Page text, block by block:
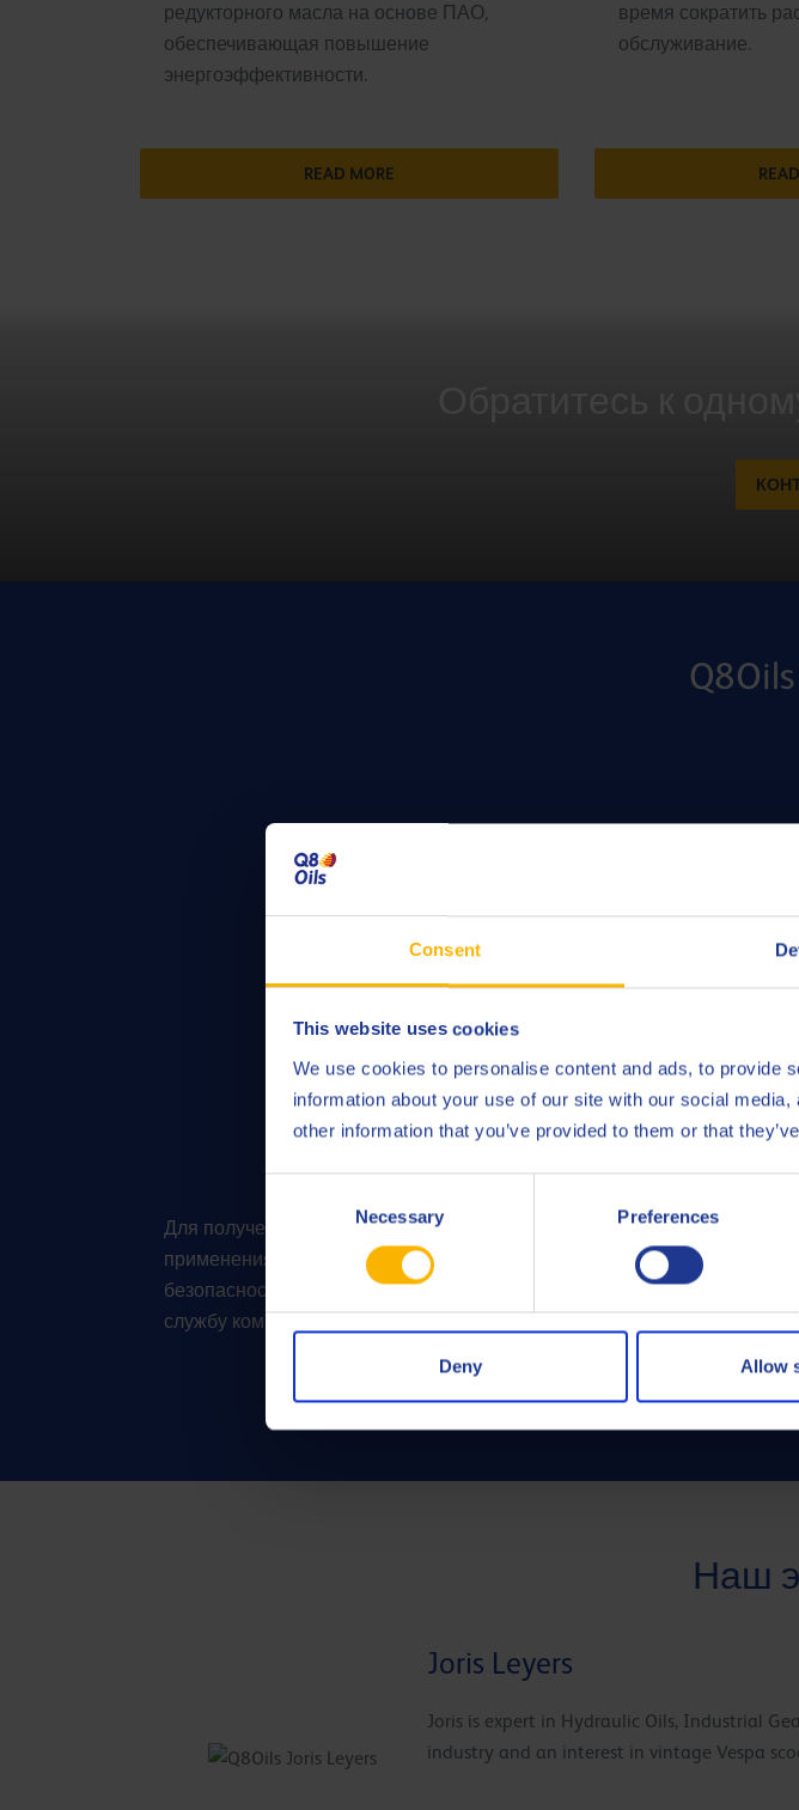
Consent
This website uses cookies
We use cookies to personalise content and ads, to provide
information about your use of our site with our social
other information that you’ve provided to them or that
Necessary Preferences
Deny Allow
редукторного масла на основе ПАО,
обеспечивающая повышение
энергоэффективности.
READ MORE
время сократить
обслуживание.
Для получения квалифицированной консультации по вопросам
применения продукции, спецификаций, требований к
безопасности и другим вопросам обратитесь в техническую
службу компании Q8Oils – Palub.
Наш
Joris Leyers
Joris is expert in Hydraulic Oils, Industrial
industry and an interest in vintage Vespa